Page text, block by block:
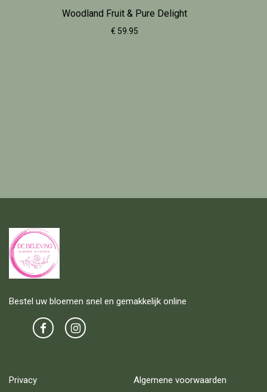
Woodland Fruit & Pure Delight
€ 59.95
Bestel uw bloemen snel en gemakkelijk online
Privacy Algemene voorwaarden